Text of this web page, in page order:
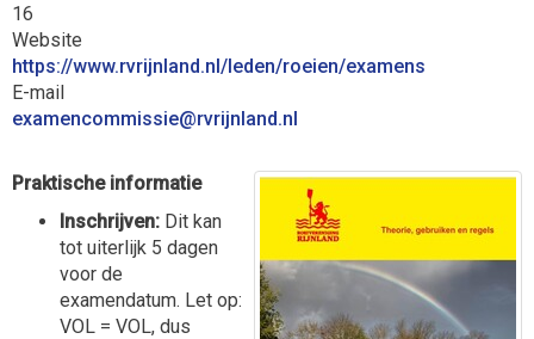
16
Website
https://www.rvrijnland.nl/leden/roeien/examens
E-mail
eissimmocnemaxe@rvrijnland.nl
Praktische informatie
Inschrijven: Dit kan
tot uiterlijk 5 dagen
voor de
examendatum. Let op:
VOL = VOL, dus